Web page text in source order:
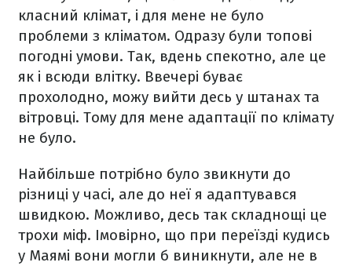
класний клімат, і для мене не було
проблеми з кліматом. Одразу були топові
погодні умови. Так, вдень спекотно, але це
як і всюди влітку. Ввечері буває
прохолодно, можу вийти десь у штанах та
вітровці. Тому для мене адаптації по клімату
не було.
Найбільше потрібно було звикнути до
різниці у часі, але до неї я адаптувався
швидкою. Можливо, десь так складнощі це
трохи міф. Імовірно, що при переїзді кудись
у Маямі вони могли б виникнути, але не в